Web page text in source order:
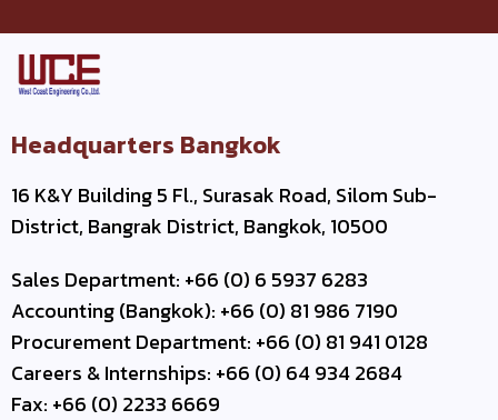
Headquarters Bangkok
16 K&Y Building 5 Fl., Surasak Road, Silom Sub-
District, Bangrak District, Bangkok, 10500
Sales Department: +66 (0) 6 5937 6283
Accounting (Bangkok): +66 (0) 81 986 7190
Procurement Department: +66 (0) 81 941 0128
Careers & Internships: +66 (0) 64 934 2684
Fax: +66 (0) 2233 6669